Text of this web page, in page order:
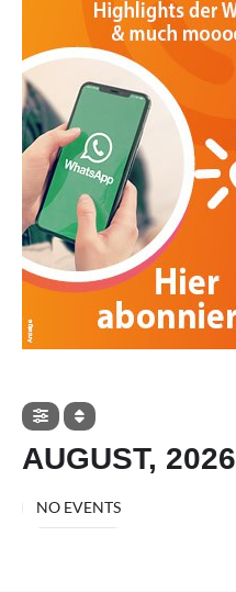
AUGUST, 2026
NO EVENTS